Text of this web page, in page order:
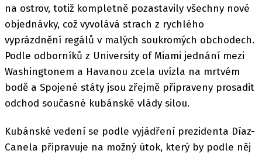
na ostrov, totiž kompletně pozastavily všechny nové
objednávky, což vyvolává strach z rychlého
vyprázdnění regálů v malých soukromých obchodech.
Podle odborníků z University of Miami jednání mezi
Washingtonem a Havanou zcela uvízla na mrtvém
bodě a Spojené státy jsou zřejmě připraveny prosadit
odchod současné kubánské vlády silou.
Kubánské vedení se podle vyjádření prezidenta Díaz-
Canela připravuje na možný útok, který by podle něj